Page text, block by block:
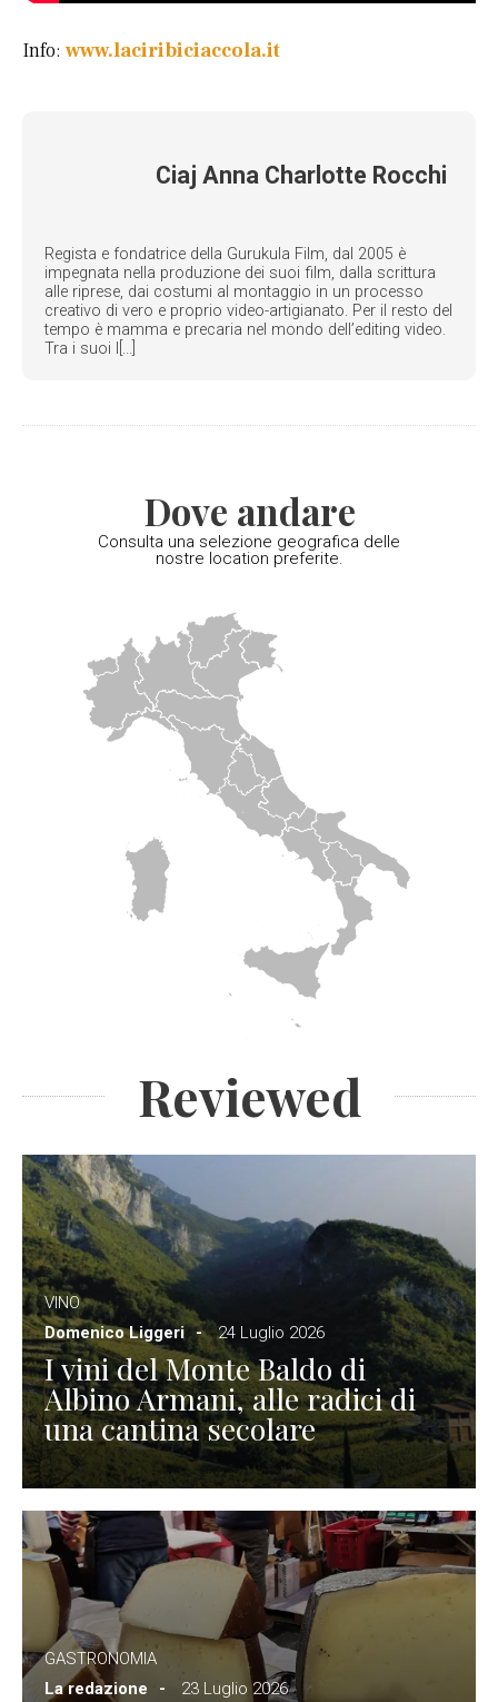
Info: www.laciribiciaccola.it
Ciaj Anna Charlotte Rocchi
Regista e fondatrice della Gurukula Film, dal 2005 è
impegnata nella produzione dei suoi film, dalla scrittura
alle riprese, dai costumi al montaggio in un processo
creativo di vero e proprio video-artigianato. Per il resto del
tempo è mamma e precaria nel mondo dell’editing video.
Tra i suoi l[...]
Dove andare
Consulta una selezione geografica delle
nostre location preferite.
Reviewed
VINO
Domenico Liggeri
24 Luglio 2026
I vini del Monte Baldo di
Albino Armani, alle radici di
una cantina secolare
GASTRONOMIA
La redazione
23 Luglio 2026